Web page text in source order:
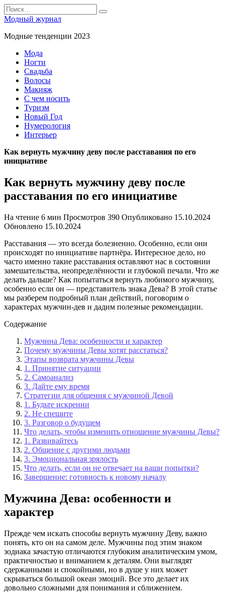
Перейти
к
содержанию
Search
for:
Модный журнал
Модные тенденции 2023
Мода
Ногти
Свадьба
Волосы
Макияж
С чем носить
Туризм
Новый Год
Нумерология
Интерьер
Как вернуть мужчину деву после расставания по его
инициативе
Как вернуть мужчину деву после
расставания по его инициативе
На чтение 6 мин Просмотров 390 Опубликовано 15.10.2024
Обновлено 15.10.2024
Расставания — это всегда болезненно. Особенно, если они
происходят по инициативе партнёра. Интересное дело, но
часто именно такие расставания оставляют нас в состоянии
замешательства, неопределённости и глубокой печали. Что же
делать дальше? Как попытаться вернуть любимого мужчину,
особенно если он — представитель знака Дева? В этой статье
мы разберем подробный план действий, поговорим о
характерах мужчин-дев и дадим полезные рекомендации.
Содержание
Мужчина Дева: особенности и характер
Почему мужчины Девы хотят расстаться?
Этапы возврата мужчины Девы
1. Принятие ситуации
2. Самоанализ
3. Дайте ему время
Стратегии для общения с мужчиной Девой
1. Будьте искренни
2. Не спешите
3. Разговор о будущем
Что делать, чтобы изменить отношение мужчины Девы?
1. Развивайтесь
2. Общение с другими людьми
3. Эмоциональная зрялость
Что делать, если он не отвечает на ваши попытки?
Завершение: готовность к новому началу
Мужчина Дева: особенности и
характер
Прежде чем искать способы вернуть мужчину Деву, важно
понять, кто он на самом деле. Мужчины под этим знаком
зодиака зачастую отличаются глубоким аналитическим умом,
практичностью и вниманием к деталям. Они выглядят
сдержанными и спокойными, но в душе у них может
скрываться большой океан эмоций. Все это делает их
довольно сложными для понимания и сближением.